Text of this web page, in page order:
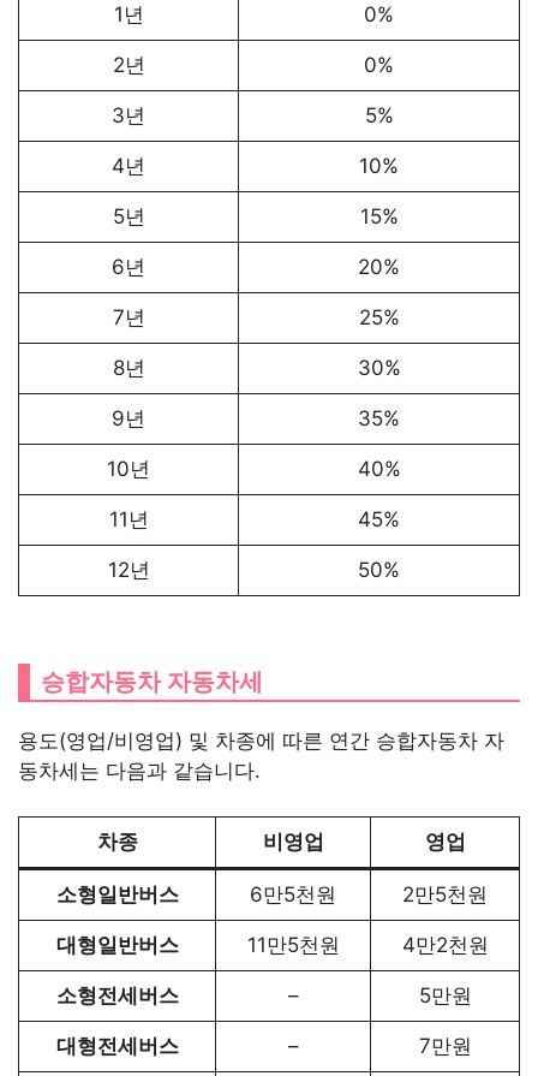
1년 0%
2년 0%
3년 5%
4년 10%
5년 15%
6년 20%
7년 25%
8년 30%
9년 35%
10년 40%
11년 45%
12년 50%
승합자동차 자동차세
용도(영업/비영업) 및 차종에 따른 연간 승합자동차 자
동차세는 다음과 같습니다.
차종 비영업 영업
소형일반버스 6만5천원 2만5천원
대형일반버스 11만5천원 4만2천원
소형전세버스 – 5만원
대형전세버스 – 7만원